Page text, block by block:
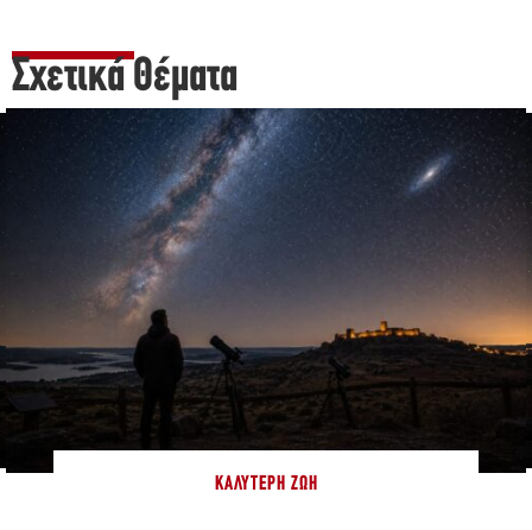
Σχετικά Θέματα
ΚΑΛΎΤΕΡΗ ΖΩΉ